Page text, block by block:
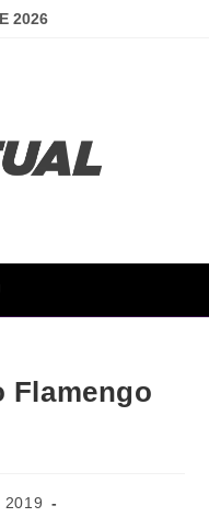
2026
Flamengo
2019